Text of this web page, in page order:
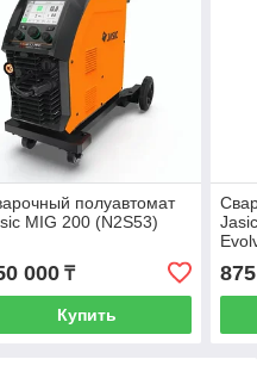
полуавтомат
MIG 200 (N2S53)
000₸
Купить